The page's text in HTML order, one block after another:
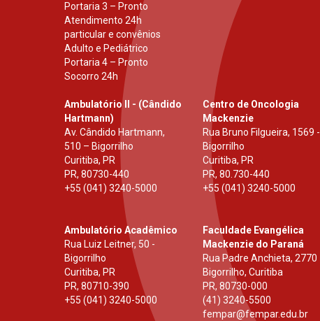
Portaria 3 – Pronto
Atendimento 24h
particular e convênios
Adulto e Pediátrico
Portaria 4 – Pronto
Socorro 24h
Ambulatório II - (Cândido
Hartmann)
Av. Cândido Hartmann,
510 – Bigorrilho
Curitiba, PR
PR, 80730-440
+55 (041) 3240-5000
Centro de Oncologia
Mackenzie
Rua Bruno Filgueira, 1569 -
Bigorrilho
Curitiba, PR
PR,80.730-440
+55 (041) 3240-5000
Ambulatório Acadêmico
Rua Luiz Leitner, 50 -
Bigorrilho
Curitiba, PR
PR, 80710-390
+55 (041) 3240-5000
Faculdade Evangélica
Mackenzie do Paraná
Rua Padre Anchieta, 2770
Bigorrilho, Curitiba
PR,80730-000
(41) 3240-5500
fempar@fempar.edu.br